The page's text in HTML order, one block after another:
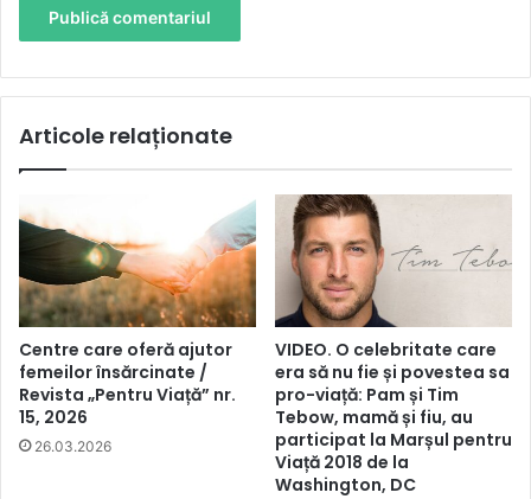
Articole relaționate
Centre care oferă ajutor
femeilor însărcinate /
Revista „Pentru Viață” nr.
15, 2026
26.03.2026
VIDEO. O celebritate care
era să nu fie și povestea sa
pro-viață: Pam și Tim
Tebow, mamă și fiu, au
participat la Marșul pentru
Viață 2018 de la
Washington, DC